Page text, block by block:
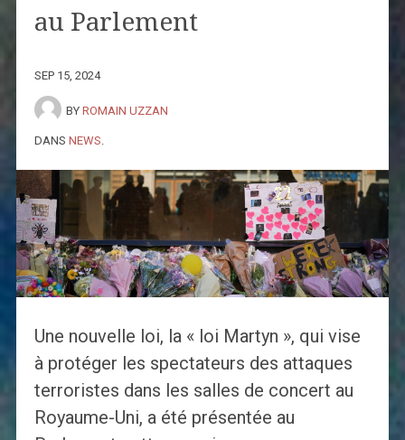
au Parlement
SEP 15, 2024
BY ROMAIN UZZAN
DANS NEWS
Une nouvelle loi, la « loi Martyn », qui vise
à protéger les spectateurs des attaques
terroristes dans les salles de concert au
Royaume-Uni, a été présentée au